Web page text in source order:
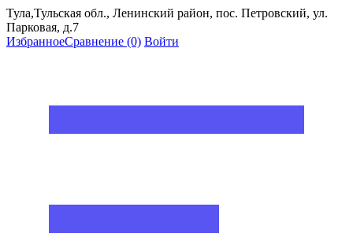
Тула,Тульская обл., Ленинский район, пос. Петровский, ул.
Парковая, д.7
ИзбранноеСравнение (0) Войти